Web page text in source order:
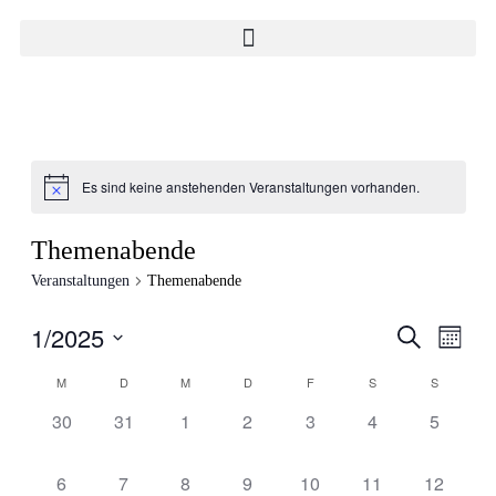
Es sind keine anstehenden Veranstaltungen vorhanden.
Themenabende
Veranstaltungen Themenabende
und
Suche
Monat
1/2025
wählen.
Kalender
von
M D M D F S S
0
30
0
31
0
1
0
2
0
3
0
4
0
5
0
6
0
7
0
8
0
9
0
10
0
11
0
12